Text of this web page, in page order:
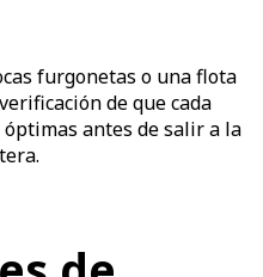
furgonetas o una flota
de que cada
antes de salir a la